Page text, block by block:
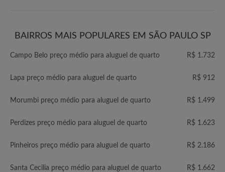
BAIRROS MAIS POPULARES EM SÃO PAULO SP
Campo Belo preço médio para aluguel de quarto R$ 1.732
Lapa preço médio para aluguel de quarto R$ 912
Morumbi preço médio para aluguel de quarto R$ 1.499
Perdizes preço médio para aluguel de quarto R$ 1.623
Pinheiros preço médio para aluguel de quarto R$ 2.186
Santa Cecilia preço médio para aluguel de quarto R$ 1.662